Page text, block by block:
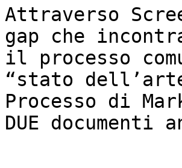
Attraverso
gap che
il processo
“stato
Processo di
DUE